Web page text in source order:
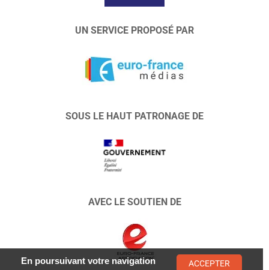
UN SERVICE PROPOSÉ PAR
SOUS LE HAUT PATRONAGE DE
AVEC LE SOUTIEN DE
En poursuivant votre navigation
ACCEPTER